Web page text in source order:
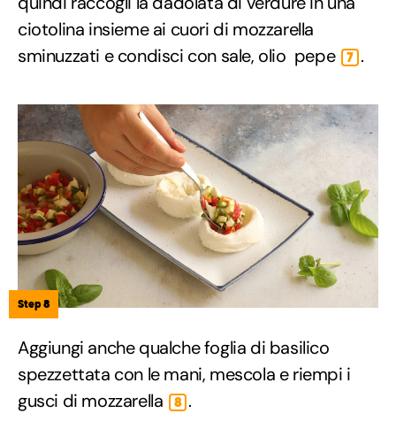
ciotolina insieme ai cuori di mozzarella
sminuzzati e condisci con sale, olio pepe
7 .
Step 8
Aggiungi anche qualche foglia di basilico
spezzettata con le mani, mescola e riempi i
gusci di mozzarella
8 .